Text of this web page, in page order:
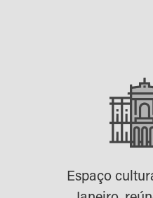
Espaço